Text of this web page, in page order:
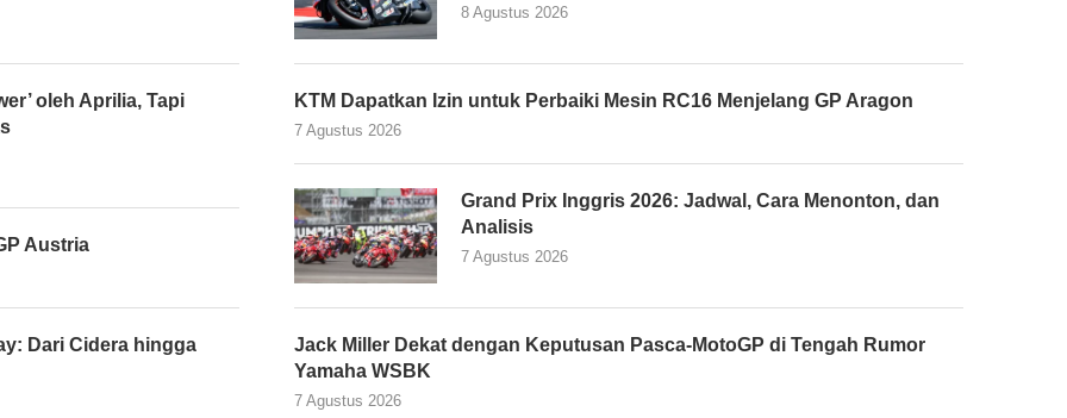
oleh Aprilia, Tapi
Austria
Dari Cidera hingga
8 Agustus 2026
KTM Dapatkan Izin untuk Perbaiki Mesin RC16 Menjelang GP Aragon
7 Agustus 2026
Grand Prix Inggris 2026: Jadwal, Cara Menonton, dan
Analisis
7 Agustus 2026
Jack Miller Dekat dengan Keputusan Pasca-MotoGP di Tengah Rumor
Yamaha WSBK
7 Agustus 2026